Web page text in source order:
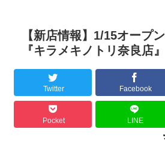
【新店情報】1/15オープ
『キラメキノトリ奈良店』
Twitter Facebook
Pocket LINE